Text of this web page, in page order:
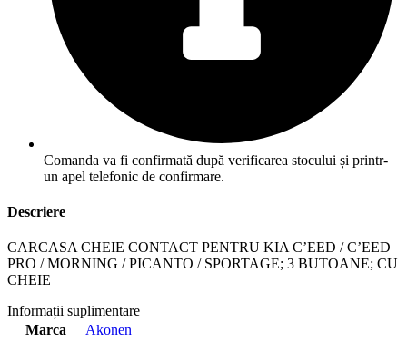
Comanda va fi confirmată după verificarea stocului și printr-
un apel telefonic de confirmare.
Descriere
CARCASA CHEIE CONTACT PENTRU KIA C’EED / C’EED
PRO / MORNING / PICANTO / SPORTAGE; 3 BUTOANE; CU
CHEIE
Informații suplimentare
Marca
Akonen